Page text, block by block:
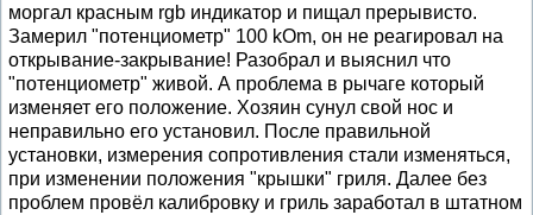
моргал красным rgb индикатор и пищал прерывисто.
Замерил "потенциометр" 100 kOm, он не реагировал на
открывание-закрывание! Разобрал и выяснил что
"потенциометр" живой. А проблема в рычаге который
изменяет его положение. Хозяин сунул свой нос и
неправильно его установил. После правильной
установки, измерения сопротивления стали изменяться,
при изменении положения "крышки" гриля. Далее без
проблем провёл калибровку и гриль заработал в штатном